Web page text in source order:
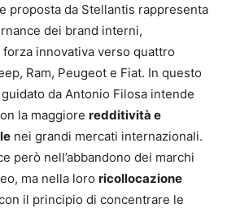
proposta da Stellantis rappresenta
dei brand interni,
innovativa verso quattro
Ram, Peugeot e Fiat. In questo
da Antonio Filosa intende
la maggiore redditività e
nei grandi mercati internazionali.
però nell’abbandono dei marchi
ma nella loro ricollocazione
il principio di concentrare le